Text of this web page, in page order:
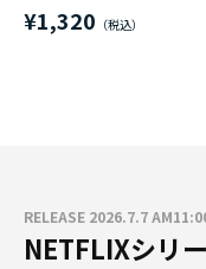
¥1,320
RELEASE 2026.7.7
NETFLIXシリ